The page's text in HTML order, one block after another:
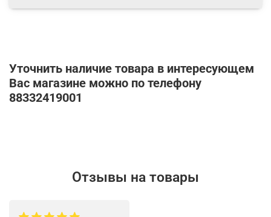
Уточнить наличие товара в интересующем
Вас магазине можно по телефону
88332419001
Отзывы на товары